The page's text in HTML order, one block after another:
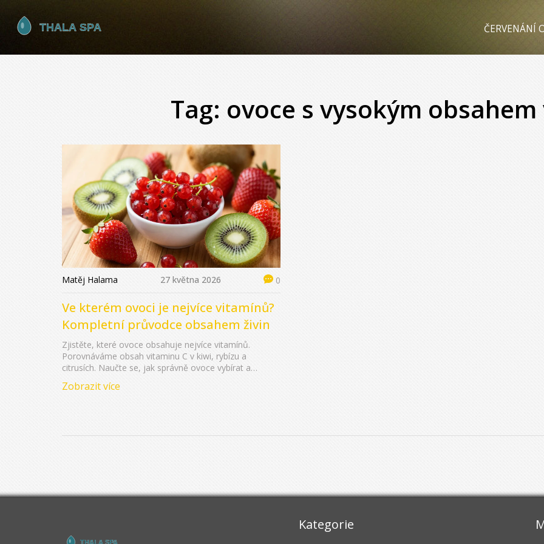
ČERVENÁNÍ
Tag: ovoce s vysokým
Matěj Halama 27 května 2026 0
Ve kterém ovoci je nejvíce vitamínů?
Kompletní průvodce obsahem živin
Zjistěte, které ovoce obsahuje nejvíce vitamínů.
Porovnáváme obsah vitaminu C v kiwi, rybízu a
citrusích. Naučte se, jak správně ovoce vybírat a
Zobrazit více
Kategorie